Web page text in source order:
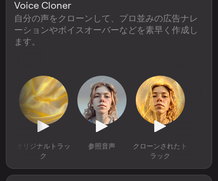
Voice Cloner
自分の声をクローンして、プロ並みの広告ナレ
ーションやボイスオーバーなどを素早く作成し
ます。
オリジナルトラッ
ク
参照音声
クローンされたト
ラック